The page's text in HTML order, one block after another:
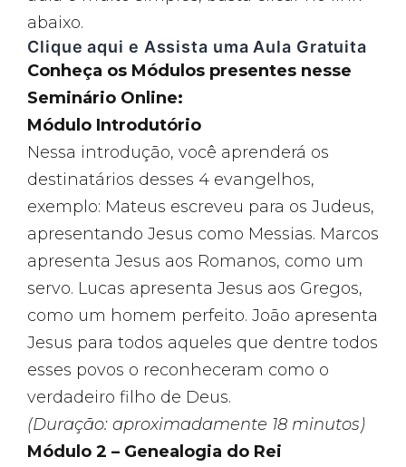
abaixo.
Clique aqui e Assista uma Aula Gratuita
Conheça os Módulos presentes nesse
Seminário Online:
Módulo Introdutório
Nessa introdução, você aprenderá os
destinatários desses 4 evangelhos,
exemplo: Mateus escreveu para os Judeus,
apresentando Jesus como Messias. Marcos
apresenta Jesus aos Romanos, como um
servo. Lucas apresenta Jesus aos Gregos,
como um homem perfeito. João apresenta
Jesus para todos aqueles que dentre todos
esses povos o reconheceram como o
verdadeiro filho de Deus.
(Duração: aproximadamente 18 minutos)
Módulo 2 – Genealogia do Rei